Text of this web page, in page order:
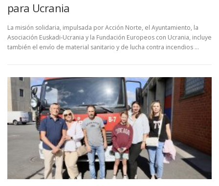
para Ucrania
La misión solidaria, impulsada por Acción Norte, el Ayuntamiento, la
Asociación Euskadi-Ucrania y la Fundación Europeos con Ucrania, incluye
también el envío de material sanitario y de lucha contra incendios …